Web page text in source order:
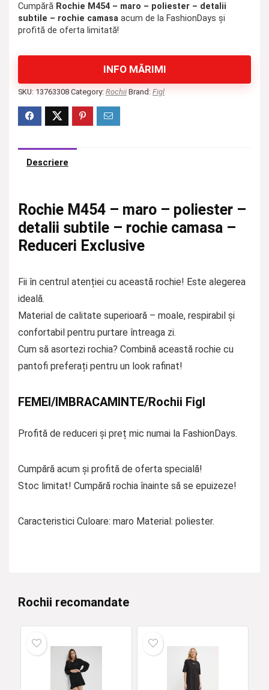
Cumpără Rochie M454 – maro – poliester – detalii
subtile – rochie camasa acum de la FashionDays și
profită de oferta limitată!
INFO MĂRIMI
SKU: 13763308 Category: Rochii Brand: Figl
Descriere
Rochie M454 – maro – poliester –
detalii subtile – rochie camasa –
Reduceri Exclusive
Fii în centrul atenției cu această rochie! Este alegerea
ideală.
Material de calitate superioară – moale, respirabil și
confortabil pentru purtare întreaga zi.
Cum să asortezi rochia? Combină această rochie cu
pantofi preferați pentru un look rafinat!
FEMEI/IMBRACAMINTE/Rochii Figl
Profită de reduceri și preț mic numai la FashionDays.
Cumpără acum și profită de oferta specială!
Stoc limitat! Cumpără rochia înainte să se epuizeze!
Caracteristici Culoare: maro Material: poliester.
Rochii recomandate